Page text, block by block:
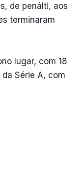
de penálti, aos
terminaram
lugar, com 18
da Série A, com